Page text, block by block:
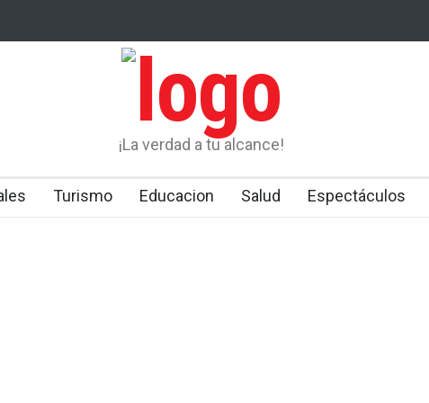
PN activa búsqueda de dos prófugos de la justicia en
¡La verdad a tu alcance!
Turismo Educacion Salud Espectáculos